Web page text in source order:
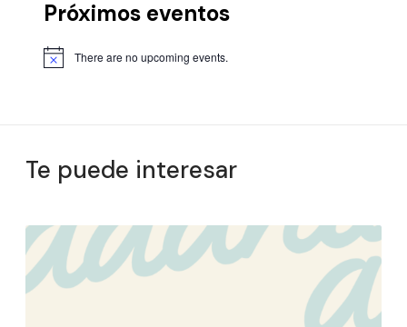
Próximos eventos
There are no upcoming events.
Te puede interesar